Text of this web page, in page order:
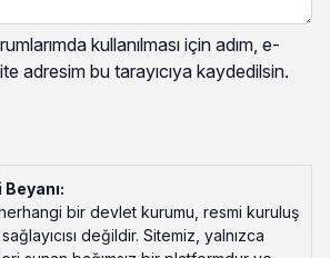
kullanılması için adım, e-
adresim bu tarayıcıya kaydedilsin.
bir devlet kurumu, resmi kuruluş
değildir. Sitemiz, yalnızca